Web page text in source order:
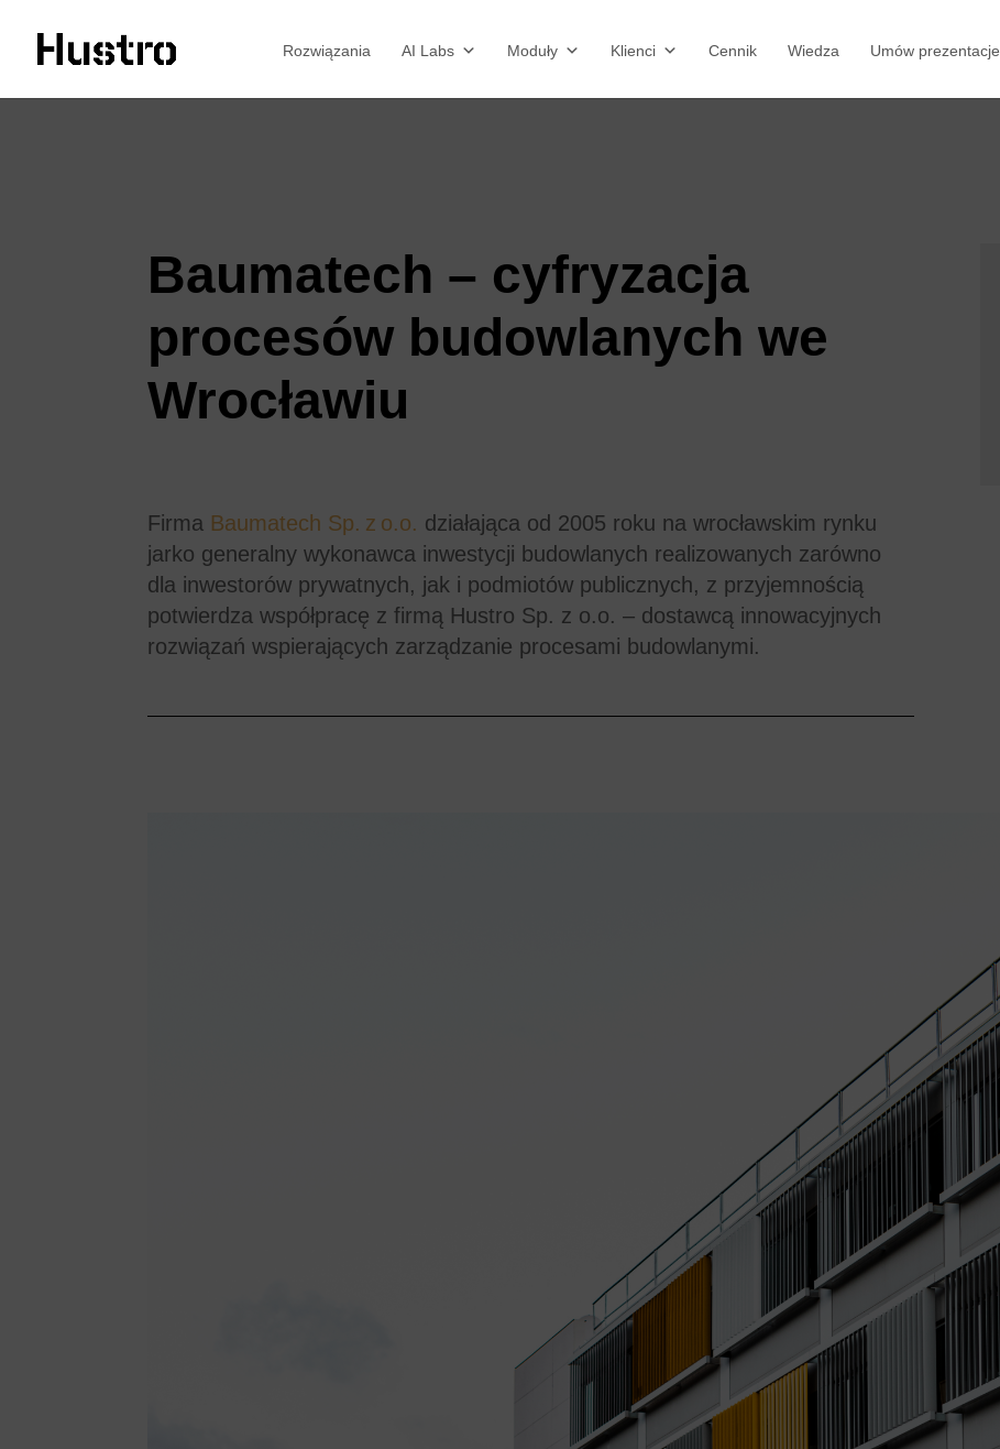
Rozwiązania AI Labs Moduły Klienci Cennik Wiedza Umów prezentacje
Baumatech – cyfryzacja
procesów budowlanych we
Wrocławiu
Firma Baumatech Sp. z o.o. działająca od 2005 roku na wrocławskim rynku
jarko generalny wykonawca inwestycji budowlanych realizowanych zarówno
dla inwestorów prywatnych, jak i podmiotów publicznych, z przyjemnością
potwierdza współpracę z firmą Hustro Sp. z o.o. – dostawcą innowacyjnych
rozwiązań wspierających zarządzanie procesami budowlanymi.